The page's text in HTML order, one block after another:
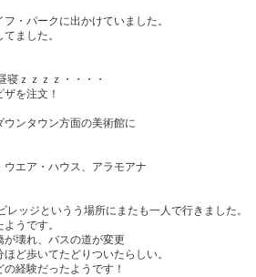
・パークに出かけていました。
ました。
寝ｚｚｚｚ・・・・
を注文！
ンタウン方面の美術館に
エア・ハウス、アラモアナ
レッジというう場所にまたも一人で行きました。
うです。
壊れ、バスの道が変更
ど歩いてたどりついたらしい。
経験だったようです！